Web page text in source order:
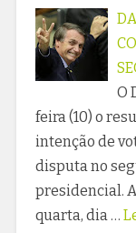
O
feira (10) o
intenção de
disputa no
presidencial.
quarta, dia …